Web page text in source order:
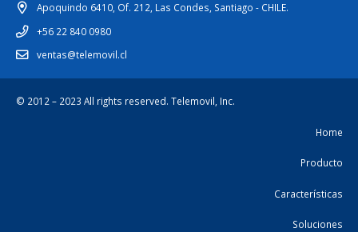
Apoquindo 6410, Of. 212, Las Condes, Santiago - CHILE.
+56 22 840 0980
ventas@telemovil.cl
© 2012 – 2023 All rights reserved. Telemovil, Inc.
Home
Producto
Características
Soluciones